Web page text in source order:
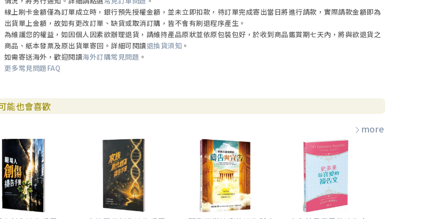
讀詩篇第14篇 121
再自以為義
面尊崇神，但刻意與祂保持距離；
用神，命令祂為我們欲求效力；
兩種自戀心態都是糟糕的無神主義，
面對窮乏人時尤其明顯……
讀詩篇82篇 137
然奉神差遣投入工作，
要學習神看待工作的眼光，
讀詩篇114篇 153
再強占萬物為己用
自然是上帝工作的場域；我們和萬物
是禱詞中的一部分，要在相連的句構中，
到上帝為我們預先安排好的專屬位置。
線上刷卡金額僅為訂單成立時，銀行預先授權金額，並未立即扣款，待訂單完成寄出當日將進行請款，實際請款金額即為
出貨單上金額，故如有更改訂單、缺貨或取消訂購，皆不會有刷退程序產生。
為維護您的權益，如因個人因素欲辦理退貨，請維持產品原狀並依原包裝包好，於收到商品鑑賞期七天內，將與欲退貨之
商品、紙本發票及原出貨單寄回。詳細可閱讀退換貨須知 。
如需寄送海外，歡迎閱讀海外訂購常見問題 。
更多常見問題FAQ
能也會喜歡
more